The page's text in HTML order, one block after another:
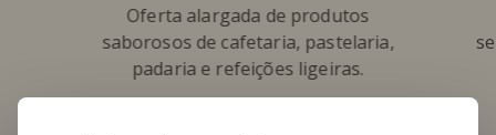
Oferta alargada de produtos
saborosos de cafetaria, pastelaria,
padaria e refeições ligeiras.